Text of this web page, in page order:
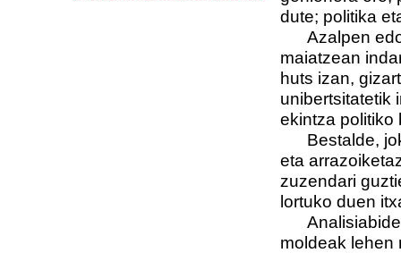
dute; politika
Azalpen edo
maiatzean
huts izan,
unibertsitatetik
ekintza politiko
Bestalde,
eta
zuzendari
lortuko duen
Analisiabide
moldeak lehen